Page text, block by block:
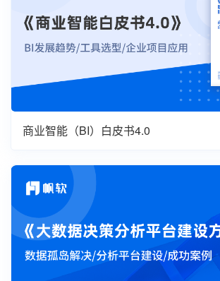
商业智能（BI）白皮书4.0